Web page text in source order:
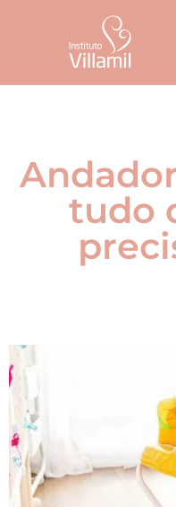
tudo